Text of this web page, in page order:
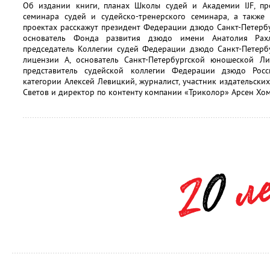
Об издании книги, планах Школы судей и Академии IJF,
семинара судей и судейско-тренерского семинара, а
проектах расскажут президент Федерации дзюдо Санкт-
основатель Фонда развития дзюдо имени Анатолия
председатель Коллегии судей Федерации дзюдо Санкт-
лицензии А, основатель Санкт-Петербургской юношеской
представитель судейской коллегии Федерации дзюдо
категории Алексей Левицкий, журналист, участник
Светов и директор по контенту компании «Триколор» Арсен